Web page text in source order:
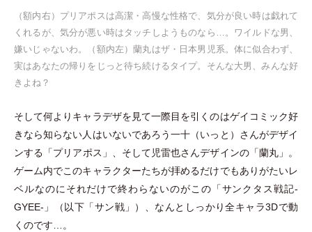
（額内右） プリアポスは高潔 ・高慢な性格で、気分が良い時は戯れて
くれるが、気分が悪い時はタッチしようものなら…。ワイルドな男、
嫌いじゃないわ。
（ 額内左 ）蘭丸はザ・ 日本男児系。体に似合わず、
実はあなたの帰りをじっと待ち続けるタイプ。そんな大男、みんな好
きよね？
そして何よりキャラデザを見て一際目を引くのはゲイコミック好
きなら知らない人はいないであろう一十 （いっと ） さんがデザイ
ンする 「プリアポス 」 、そして児雷也さんデザインの「蘭丸」
。
ゲーム内でこのキャラクターたちが拝めるだけでもありがたいレ
ベルなのにそれだけで終わらないのがこの 「サンクタス戦記-
GYEE- 」 （ 以下 「サン戦 」 ）
、なんとしっかり全キャラ3Dで動
くのです…。